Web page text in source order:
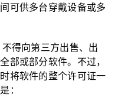
可供多台穿戴设备或多
不得向第三方出售、出
部或部分软件。不过，
将软件的整个许可证一
：